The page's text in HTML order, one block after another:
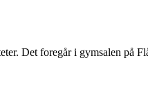
Det foregår i gymsalen på